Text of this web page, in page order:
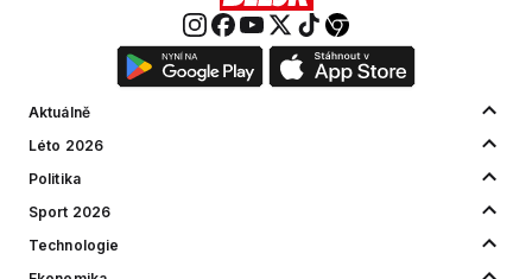
Aktuálně
Léto 2026
Politika
Sport 2026
Technologie